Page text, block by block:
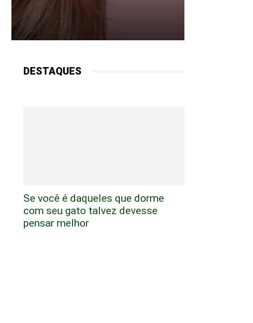
DESTAQUES
Se você é daqueles que dorme
com seu gato talvez devesse
pensar melhor